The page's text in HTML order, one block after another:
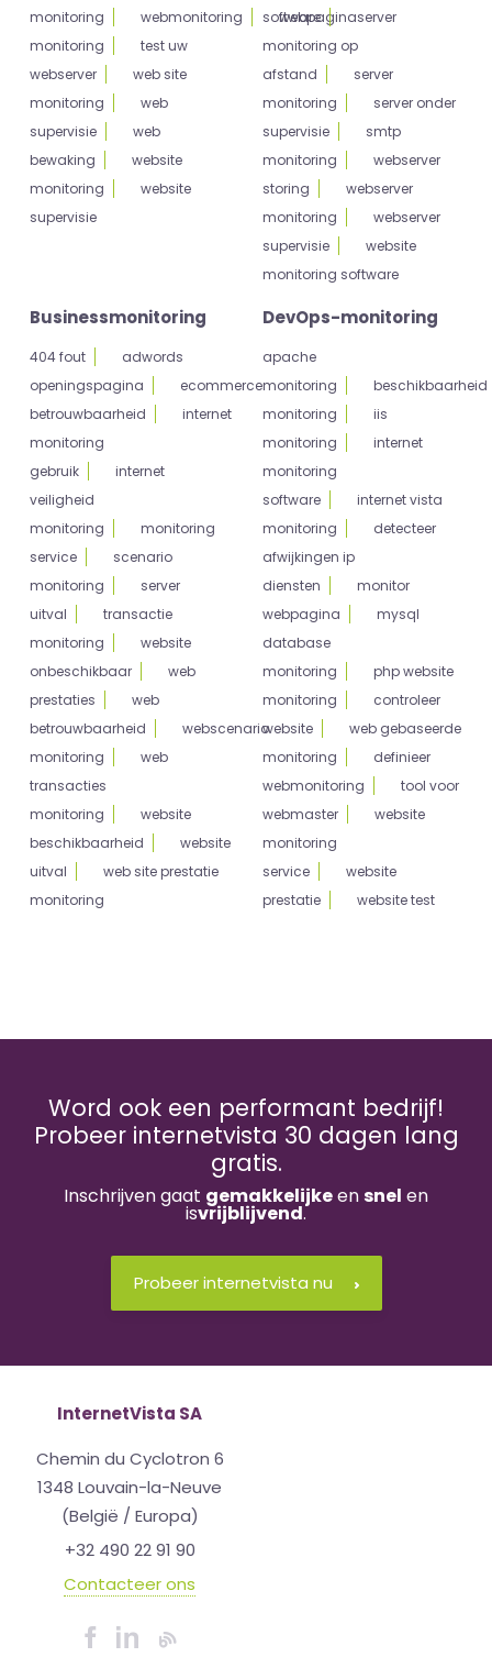
monitoring
webmonitoring
webpagina
monitoring
test uw
webserver
web site
monitoring
web
supervisie
web
bewaking
website
monitoring
website
supervisie
software
server
monitoring op
afstand
server
monitoring
server onder
supervisie
smtp
monitoring
webserver
storing
webserver
monitoring
webserver
supervisie
website
monitoring software
Businessmonitoring
404 fout
adwords
openingspagina
ecommerce
betrouwbaarheid
internet
monitoring
gebruik
internet
veiligheid
monitoring
monitoring
service
scenario
monitoring
server
uitval
transactie
monitoring
website
onbeschikbaar
web
prestaties
web
betrouwbaarheid
webscenario
monitoring
web
transacties
monitoring
website
beschikbaarheid
website
uitval
web site prestatie
monitoring
DevOps-monitoring
apache
monitoring
beschikbaarheid
monitoring
iis
monitoring
internet
monitoring
software
internet vista
monitoring
detecteer
afwijkingen ip
diensten
monitor
webpagina
mysql
database
monitoring
php website
monitoring
controleer
website
web gebaseerde
monitoring
definieer
webmonitoring
tool voor
webmaster
website
monitoring
service
website
prestatie
website test
Word ook een performant bedrijf!
Probeer internetvista 30 dagen lang
gratis.
Inschrijven gaat gemakkelijkeensnel en
isvrijblijvend.
Probeer internetvista nu
InternetVista SA
Chemin du Cyclotron 6
1348 Louvain-la-Neuve
(België / Europa)
+32 490 22 91 90
Contacteer ons